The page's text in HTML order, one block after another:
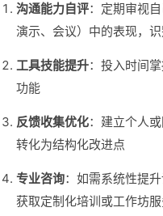
沟通能力自评：定期审视
演示、会议）中的表现，
工具技能提升：投入时间
功能
反馈收集优化：建立个人
转化为结构化改进点
专业咨询：如需系统性提
获取定制化培训或工作坊